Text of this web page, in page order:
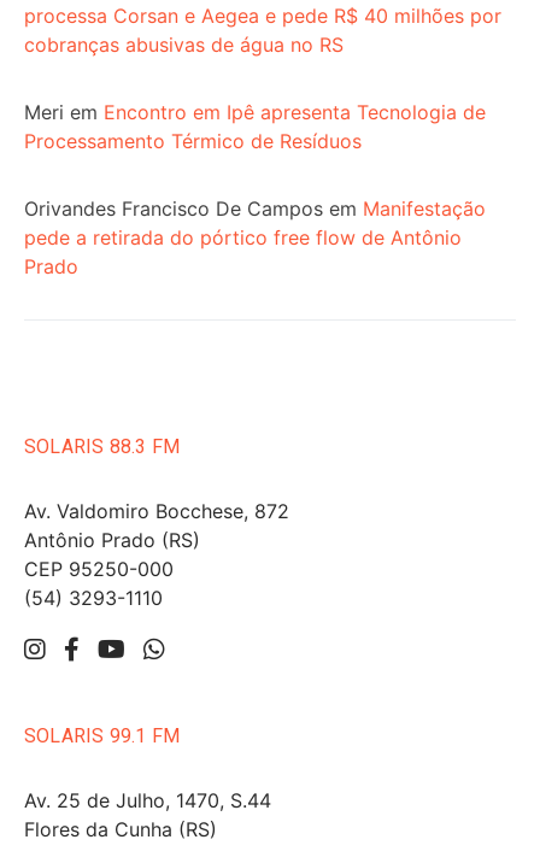
processa Corsan e Aegea e pede R$ 40 milhões por
cobranças abusivas de água no RS
Meri em Encontro em Ipê apresenta Tecnologia de
Processamento Térmico de Resíduos
Orivandes Francisco De Campos em Manifestação
pede a retirada do pórtico free flow de Antônio
Prado
SOLARIS 88.3 FM
Av. Valdomiro Bocchese, 872
Antônio Prado (RS)
CEP 95250-000
(54) 3293-1110
SOLARIS 99.1 FM
Av. 25 de Julho, 1470, S.44
Flores da Cunha (RS)